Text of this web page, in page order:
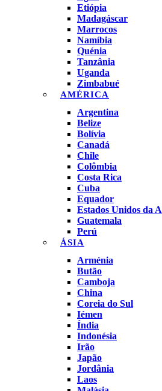
Etiópia
Madagáscar
Marrocos
Namíbia
Quénia
Tanzânia
Uganda
Zimbabué
AMÉRICA
Argentina
Belize
Bolívia
Canadá
Chile
Colômbia
Costa Rica
Cuba
Equador
Estados Unidos da
Guatemala
Perú
ÁSIA
Arménia
Butão
Camboja
China
Coreia do Sul
Iémen
Índia
Indonésia
Irão
Japão
Jordânia
Laos